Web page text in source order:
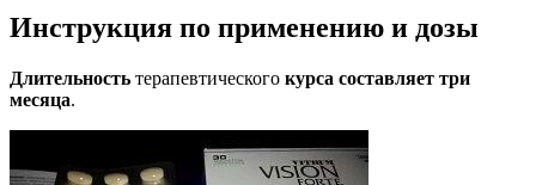
Инструкция по применению и дозы
Длительность терапевтического курса составляет три
месяца.